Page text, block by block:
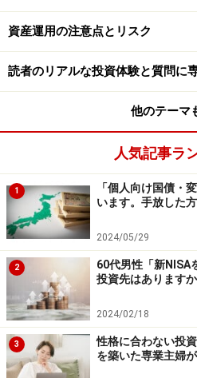
資産運用の注意点とリスク
読者のリアルな投資体験と質問に
他のテーマ
人気記事ラ
1
「個人向け国債・
います。手放した
2024/05/29
2
60代男性「新NISA
投資先はありますか
2024/02/18
3
性格に合わない投
を築いた専業主婦